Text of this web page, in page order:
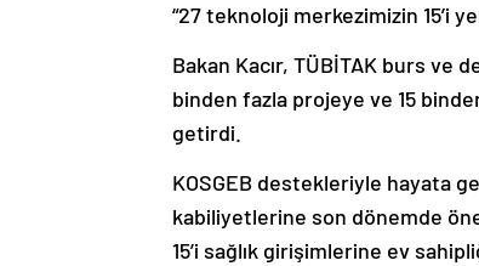
“27 teknoloji merkezimizin 15’i
Bakan Kacır, TÜBİTAK burs ve
binden fazla projeye ve 15
getirdi.
KOSGEB destekleriyle hayata
kabiliyetlerine son dönemde
15’i sağlık girişimlerine ev